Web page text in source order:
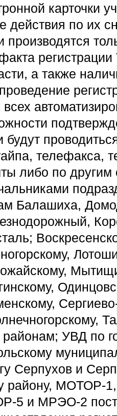
карточки
действия по их
производятся
а также
будут
телефакса,
либо по
Балашиха,
УВД по
Серпухов и
району,
5 и МРЭО-2